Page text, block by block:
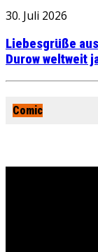
30. Juli 2026
Liebesgrüße
Durow weltweit
Comic